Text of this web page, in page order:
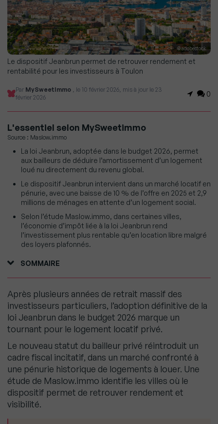
© adobestock
Le dispositif Jeanbrun permet de retrouver rendement et
rentabilité pour les investisseurs à Toulon
Par MySweetImmo , le 10 février 2026, mis à jour le 23
février 2026
0
L'essentiel selon MySweetimmo
Source : Maslow.immo
La loi Jeanbrun, adoptée dans le budget 2026, permet
aux bailleurs de déduire l’amortissement d’un logement
loué nu directement du revenu global.
Le dispositif Jeanbrun intervient dans un marché locatif en
pénurie, avec une baisse de 10 % de l’offre en 2025 et 2,9
millions de ménages en attente d’un logement social.
Selon l’étude Maslow.immo, dans certaines villes,
l’économie d’impôt liée à la loi Jeanbrun rend
l’investissement plus rentable qu’en location libre malgré
des loyers plafonnés.
SOMMAIRE
Après plusieurs années de retrait massif des
investisseurs particuliers, l’adoption définitive de la
loi Jeanbrun dans le budget 2026 marque un
tournant pour le logement locatif privé.
Le nouveau statut du bailleur privé réintroduit un
cadre fiscal incitatif, dans un marché confronté à
une pénurie historique de logements à louer. Une
étude de Maslow.immo identifie les villes où le
dispositif permet de retrouver rendement et
visibilité.